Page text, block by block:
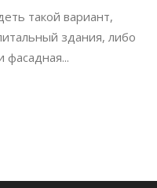
такой вариант,
здания, либо
фасадная...